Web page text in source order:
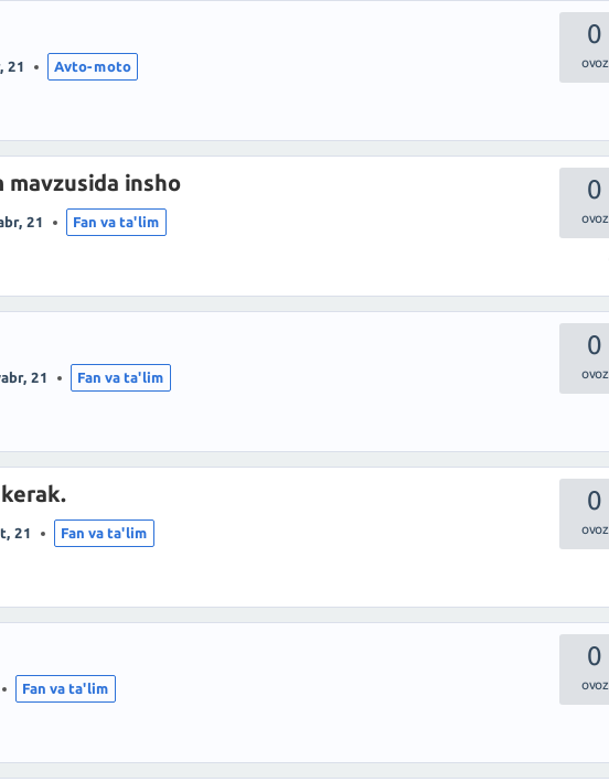
0
21 Avto-moto
0
mavzusida insho
21 Fan va ta'lim
0
21 Fan va ta'lim
0
21 Fan va ta'lim
0
Fan va ta'lim